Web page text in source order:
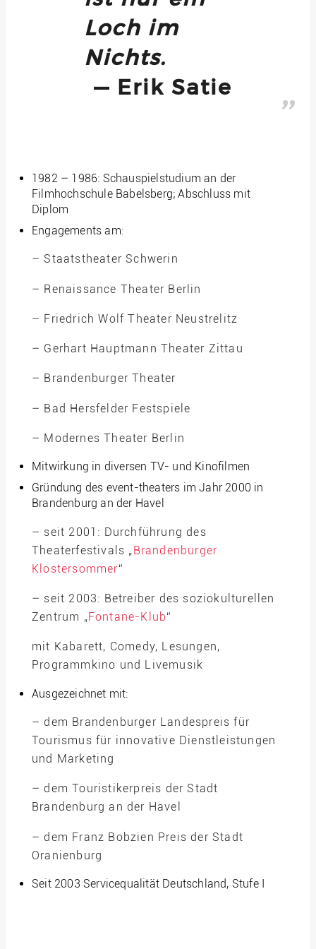
Loch im
Nichts.
Erik Satie
1982 – 1986: Schauspielstudium an der
Filmhochschule Babelsberg; Abschluss mit
Diplom
Engagements am:
– Staatstheater Schwerin
– Renaissance Theater Berlin
– Friedrich Wolf Theater Neustrelitz
– Gerhart Hauptmann Theater Zittau
– Brandenburger Theater
– Bad Hersfelder Festspiele
– Modernes Theater Berlin
Mitwirkung in diversen TV- und Kinofilmen
Gründung des event-theaters im Jahr 2000 in
Brandenburg an der Havel
– seit 2001: Durchführung des
Theaterfestivals „Brandenburger
Klostersommer“
– seit 2003: Betreiber des soziokulturellen
Zentrum „Fontane-Klub“
mit Kabarett, Comedy, Lesungen,
Programmkino und Livemusik
Ausgezeichnet mit:
– dem Brandenburger Landespreis für
Tourismus für innovative Dienstleistungen
und Marketing
– dem Touristikerpreis der Stadt
Brandenburg an der Havel
– dem Franz Bobzien Preis der Stadt
Oranienburg
Seit 2003 Servicequalität Deutschland, Stufe I